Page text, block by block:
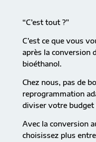
“C’est tout ?”
C’est ce que vous
après la conversion
bioéthanol.
Chez nous, pas de
reprogrammation
diviser votre budget
Avec la conversion
choisissez plus